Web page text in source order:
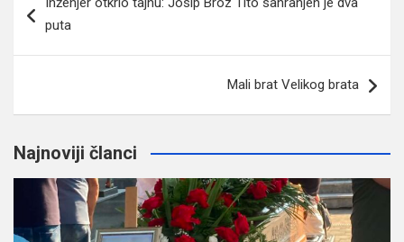
članaka
puta
Mali brat Velikog brata
Najnoviji članci